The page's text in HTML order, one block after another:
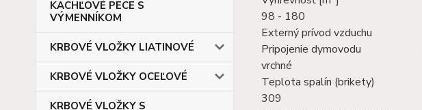
KACHĽOVÉ PECE S
VÝMENNÍKOM
KRBOVÉ VLOŽKY LIATINOVÉ
KRBOVÉ VLOŽKY OCEĽOVÉ
KRBOVÉ VLOŽKY S
98 - 180
Externý prívod vzduchu
Pripojenie dymovodu
vrchné
Teplota spalín (brikety)
309